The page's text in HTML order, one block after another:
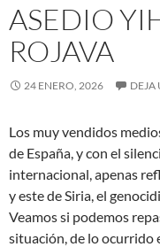
ASEDIO
ROJAVA
24 ENERO, 2026 DEJA
Los muy vendidos
de España, y con el
internacional, apenas
y este de Siria, el
Veamos si podemos
situación, de lo ocurrido